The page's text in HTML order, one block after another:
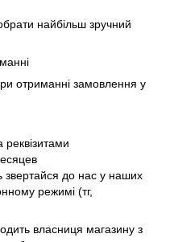
найбільш зручний
отриманні замовлення у
звертайся до нас у наших
режимі (тг,
власниця магазину з